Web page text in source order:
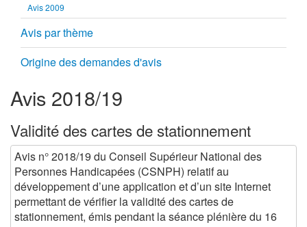
Avis 2009
Avis par thème
Origine des demandes d'avis
Avis 2018/19
Validité des cartes de stationnement
Avis n° 2018/19 du Conseil Supérieur National des
Personnes Handicapées (CSNPH) relatif au
développement d’une application et d’un site Internet
permettant de vérifier la validité des cartes de
stationnement, émis pendant la séance plénière du 16